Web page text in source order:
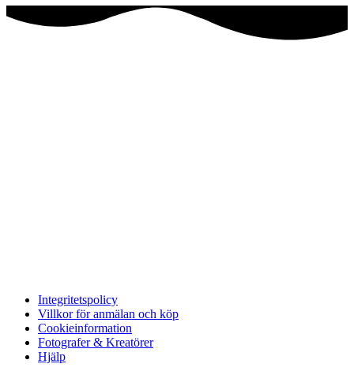
Integritetspolicy
Villkor för anmälan och köp
Cookieinformation
Fotografer & Kreatörer
Hjälp